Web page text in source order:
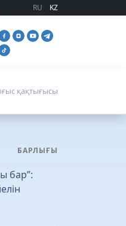
RU KZ
қақтығысы
БАРЛЫҒЫ
бар”: